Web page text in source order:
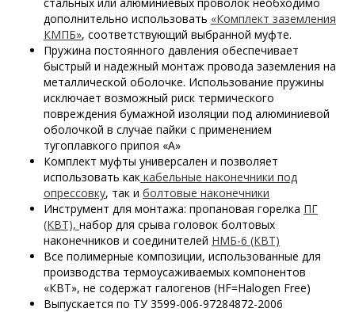
дополнительно использовать «Комплект заземления
КМПБ», соответствующий выбранной муфте.
Пружина постоянного давления обеспечивает
быстрый и надежный монтаж провода заземления на
металлической оболочке. Использование пружины
исключает возможный риск термического
повреждения бумажной изоляции под алюминиевой
оболочкой в случае пайки с применением
тугоплавкого припоя «А»
Комплект муфты универсален и позволяет
использовать как кабельные наконечники под
опрессовку, так и болтовые наконечники
Инструмент для монтажа: пропановая горелка ПГ
(КВТ), набор для срыва головок болтовых
наконечников и соединителей НМБ-6 (КВТ)
Все полимерные композиции, использованные для
производства термоусаживаемых компонентов
«КВТ», не содержат галогенов (HF=Halogen Free)
Выпускается по ТУ 3599-006-97284872-2006